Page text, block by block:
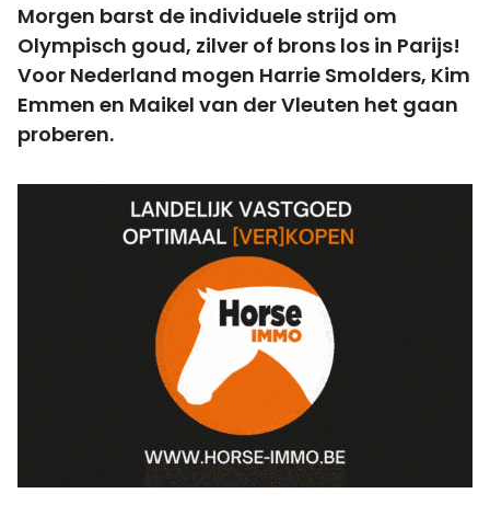
Morgen barst de individuele strijd om
Olympisch goud, zilver of brons los in Parijs!
Voor Nederland mogen Harrie Smolders, Kim
Emmen en Maikel van der Vleuten het gaan
proberen.